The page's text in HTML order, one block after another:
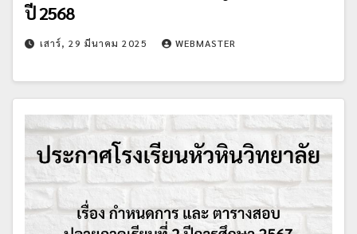
ปี 2568
เสาร์, 29 มีนาคม 2025 WEBMASTER